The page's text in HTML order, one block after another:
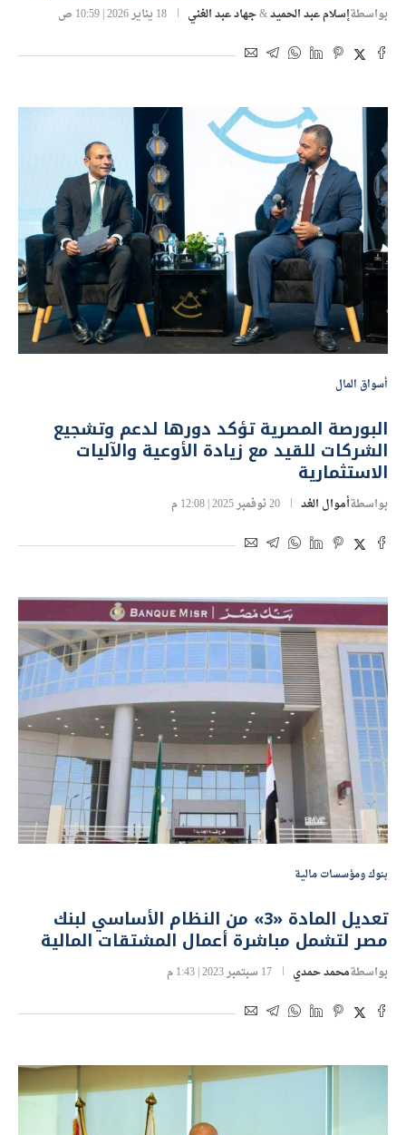
بواسطةإسلام عبد الحميد&جهاد عبد الغني 18 يناير 2026 | 10:59 ص
أسواق المال
البورصة المصرية تؤكد دورها لدعم وتشجيع
الشركات للقيد مع زيادة الأوعية والآليات
الاستثمارية
بواسطةأموال الغد 20 نوفمبر 2025 | 12:08 م
بنوك ومؤسسات مالية
تعديل المادة «3» من النظام الأساسي لبنك
مصر لتشمل مباشرة أعمال المشتقات المالية
بواسطةمحمد حمدي 17 سبتمبر 2023 | 1:43 م